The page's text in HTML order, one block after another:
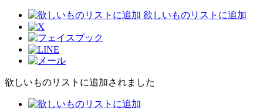
欲しいものリストに追加
欲しいものリストに追加されました